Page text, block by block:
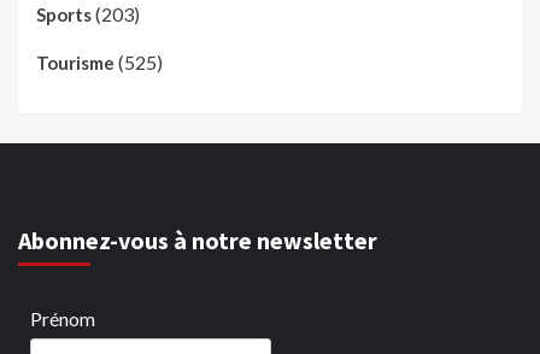
Sports(203)
Tourisme (525)
Abonnez-vous à notre newsletter
Prénom